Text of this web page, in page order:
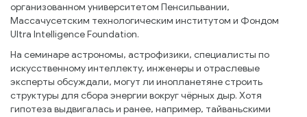
организованном университетом Пенсильвании,
Массачусетским технологическим институтом и Фондом
Ultra Intelligence Foundation.
На семинаре астрономы, астрофизики, специалисты по
искусственному интеллекту, инженеры и отраслевые
эксперты обсуждали, могут ли инопланетяне строить
структуры для сбора энергии вокруг чёрных дыр. Хотя
гипотеза выдвигалась и ранее, например, тайваньскими